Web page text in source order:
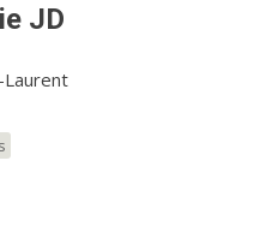
JD
Laurent